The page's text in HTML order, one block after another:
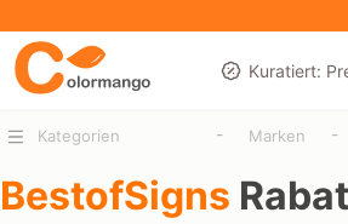
Kuratiert:
Kategorien - Marken -
BestofSigns